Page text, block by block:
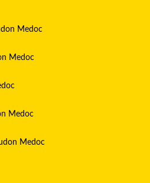
Medoc
Medoc
Medoc
Medoc